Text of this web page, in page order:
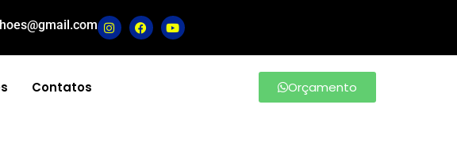
Contatos Orçamento